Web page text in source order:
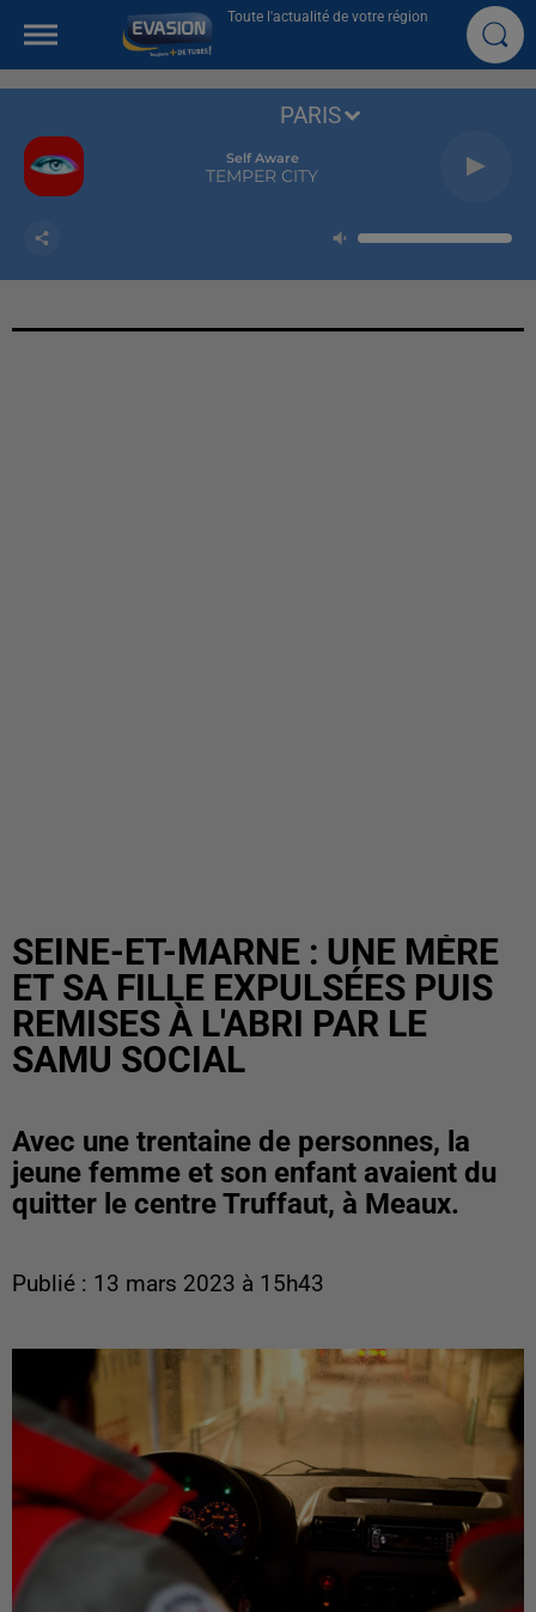
Toute l'actualité de votre région
Self Aware
TEMPER CITY
PARIS
SEINE-ET-MARNE : UNE MÈRE
ET SA FILLE EXPULSÉES PUIS
REMISES À L'ABRI PAR LE
SAMU SOCIAL
Avec une trentaine de personnes, la
jeune femme et son enfant avaient du
quitter le centre Truffaut, à Meaux.
Publié : 13 mars 2023 à 15h43